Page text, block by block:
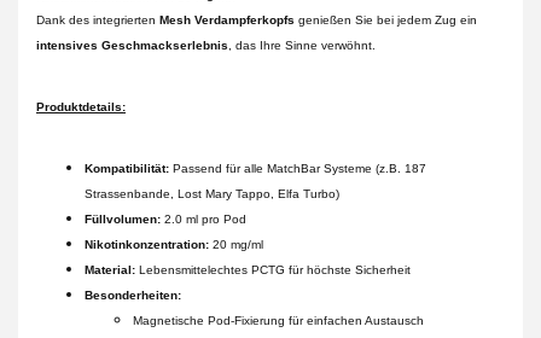
Dank des integrierten Mesh Verdampferkopfs genießen Sie bei jedem Zug ein
intensives Geschmackserlebnis , das Ihre Sinne verwöhnt.
Produktdetails:
Kompatibilität: Passend für alle MatchBar Systeme (z.B. 187
Strassenbande, Lost Mary Tappo, Elfa Turbo)
Füllvolumen: 2.0 ml pro Pod
Nikotinkonzentration: 20 mg/ml
Material: Lebensmittelechtes PCTG für höchste Sicherheit
Besonderheiten:
Magnetische Pod-Fixierung für einfachen Austausch